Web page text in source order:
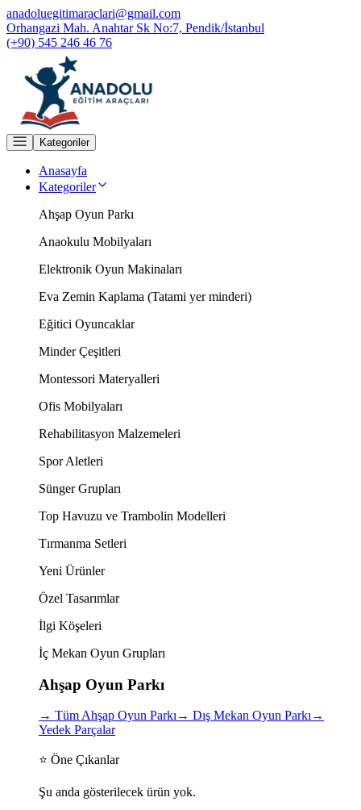
anadoluegitimaraclari@gmail.com
Orhangazi Mah. Anahtar Sk No:7, Pendik/İstanbul
(+90) 545 246 46 76
Kategoriler
Anasayfa
Kategoriler
Ahşap Oyun Parkı
Anaokulu Mobilyaları
Elektronik Oyun Makinaları
Eva Zemin Kaplama (Tatami yer minderi)
Eğitici Oyuncaklar
Minder Çeşitleri
Montessori Materyalleri
Ofis Mobilyaları
Rehabilitasyon Malzemeleri
Spor Aletleri
Sünger Grupları
Top Havuzu ve Trambolin Modelleri
Tırmanma Setleri
Yeni Ürünler
Özel Tasarımlar
İlgi Köşeleri
İç Mekan Oyun Grupları
Ahşap Oyun Parkı
→ Tüm Ahşap Oyun Parkı→ Dış Mekan Oyun Parkı→
Yedek Parçalar
⭐ Öne Çıkanlar
Şu anda gösterilecek ürün yok.